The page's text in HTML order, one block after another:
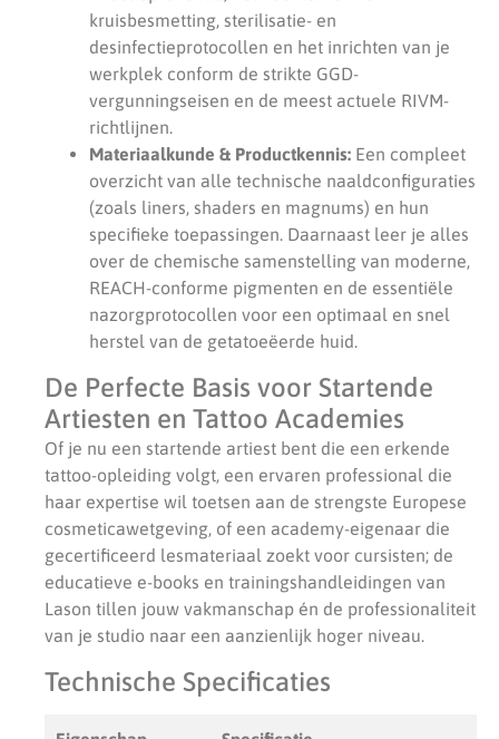
kruisbesmetting, sterilisatie- en
desinfectieprotocollen en het inrichten van je
werkplek conform de strikte GGD-
vergunningseisen en de meest actuele RIVM-
richtlijnen.
Materiaalkunde & Productkennis: Een compleet
overzicht van alle technische naaldconfiguraties
(zoals liners, shaders en magnums) en hun
specifieke toepassingen. Daarnaast leer je alles
over de chemische samenstelling van moderne,
REACH-conforme pigmenten en de essentiële
nazorgprotocollen voor een optimaal en snel
herstel van de getatoeëerde huid.
De Perfecte Basis voor Startende
Artiesten en Tattoo Academies
Of je nu een startende artiest bent die een erkende
tattoo-opleiding volgt, een ervaren professional die
haar expertise wil toetsen aan de strengste Europese
cosmeticawetgeving, of een academy-eigenaar die
gecertificeerd lesmateriaal zoekt voor cursisten; de
educatieve e-books en trainingshandleidingen van
Lason tillen jouw vakmanschap én de professionaliteit
van je studio naar een aanzienlijk hoger niveau.
Technische Specificaties